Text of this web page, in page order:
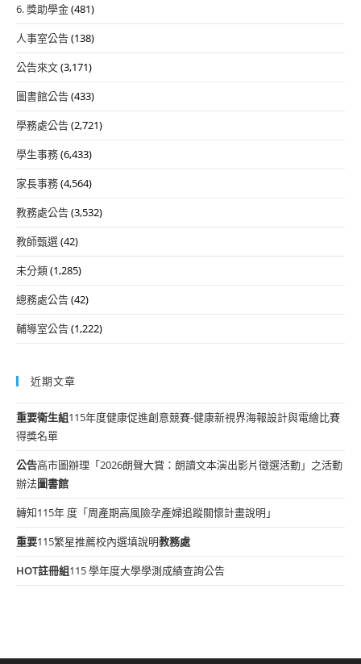
6. 獎助學金(481)
人事室公告(138)
公告來文(3,171)
圖書館公告(433)
學務處公告(2,721)
學生事務(6,433)
家長事務(4,564)
教務處公告(3,532)
教師甄選(42)
未分類(1,285)
總務處公告(42)
輔導室公告(1,222)
近期文章
重要衛生組115年度健康促進創意競賽-健康新視界海報設計與電繪比賽
得獎名單
公告高市圖辦理「2026朗聲大賞：朗讀文本演出影片徵選活動」之活動
辦法圖書館
轉知115年 度「周產期高風險孕產婦追蹤關懷計畫說明」
重要115繁星推薦校內選填說明教務處
HOT註冊組115 學年度大學學測成績查詢公告